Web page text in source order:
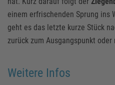
einem erfrischenden Sprung ins
geht es das letzte kurze Stück
zurück zum Ausgangspunkt
Weitere Infos